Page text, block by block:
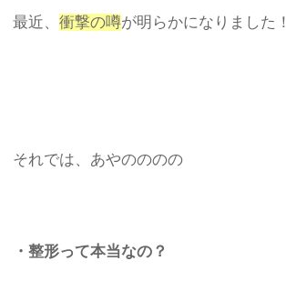
最近、衝撃の噂が明らかになりました！
それでは、あやのののの
・整形って本当なの？